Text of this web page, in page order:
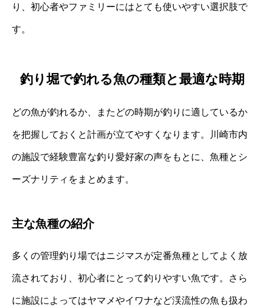
り、初心者やファミリーにはとても使いやすい選択肢で
す。
釣り堀で釣れる魚の種類と最適な時期
どの魚が釣れるか、またどの時期が釣りに適しているか
を把握しておくと計画が立てやすくなります。川崎市内
の施設で経験豊富な釣り愛好家の声をもとに、魚種とシ
ーズナリティをまとめます。
主な魚種の紹介
多くの管理釣り場ではニジマスが定番魚種としてよく放
流されており、初心者にとって釣りやすい魚です。さら
に施設によってはヤマメやイワナなど渓流性の魚も扱わ